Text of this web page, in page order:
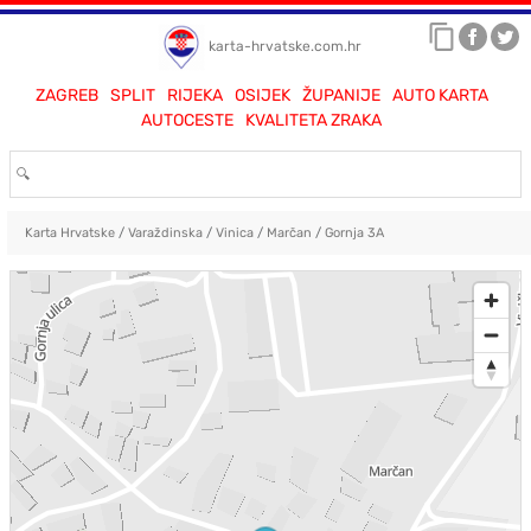
karta-hrvatske.com.hr
ZAGREB SPLIT RIJEKA OSIJEK ŽUPANIJE
AUTO KARTA
AUTOCESTE
KVALITETA ZRAKA
Karta Hrvatske/ Varaždinska/ Vinica/ Marčan / Gornja 3A